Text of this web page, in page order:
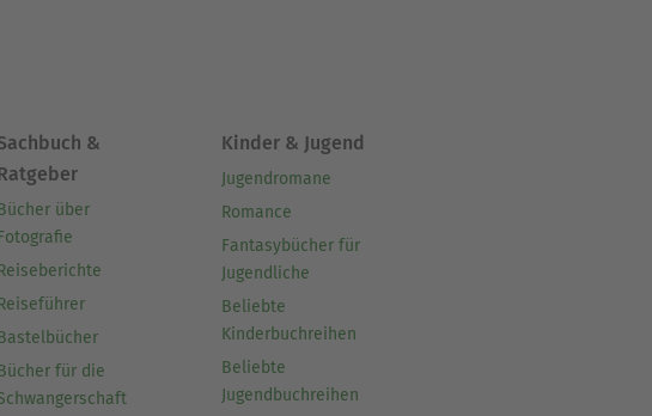
&
über
für die
Kinder & Jugend
Jugendromane
Romance
Fantasybücher für
Jugendliche
Beliebte
Kinderbuchreihen
Beliebte
Jugendbuchreihen